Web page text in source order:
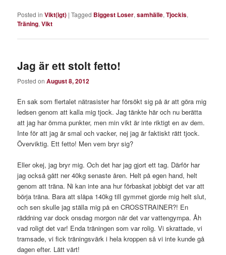
Posted in Vikt(igt) |Tagged Biggest Loser,samhälle,Tjockis,
Träning,Vikt
Jag är ett stolt fetto!
Posted onAugust 8, 2012
En sak som flertalet nätrasister har försökt sig på är att göra mig
ledsen genom att kalla mig tjock. Jag tänkte här och nu berätta
att jag har ömma punkter, men min vikt är inte riktigt en av dem.
Inte för att jag är smal och vacker, nej jag är faktiskt rätt tjock.
Överviktig. Ett fetto! Men vem bryr sig?
Eller okej, jag bryr mig. Och det har jag gjort ett tag. Därför har
jag också gått ner 40kg senaste åren. Helt på egen hand, helt
genom att träna. Ni kan inte ana hur förbaskat jobbigt det var att
börja träna. Bara att släpa 140kg till gymmet gjorde mig helt slut,
och sen skulle jag ställa mig på en CROSSTRAINER?! En
räddning var dock onsdag morgon när det var vattengympa. Åh
vad roligt det var! Enda träningen som var rolig. Vi skrattade, vi
tramsade, vi fick träningsvärk i hela kroppen så vi inte kunde gå
dagen efter. Lätt värt!